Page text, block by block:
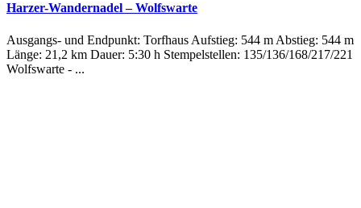
Harzer-Wandernadel – Wolfswarte
Ausgangs- und Endpunkt: Torfhaus Aufstieg: 544 m Abstieg: 544 m
Länge: 21,2 km Dauer: 5:30 h Stempelstellen: 135/136/168/217/221
Wolfswarte - ...